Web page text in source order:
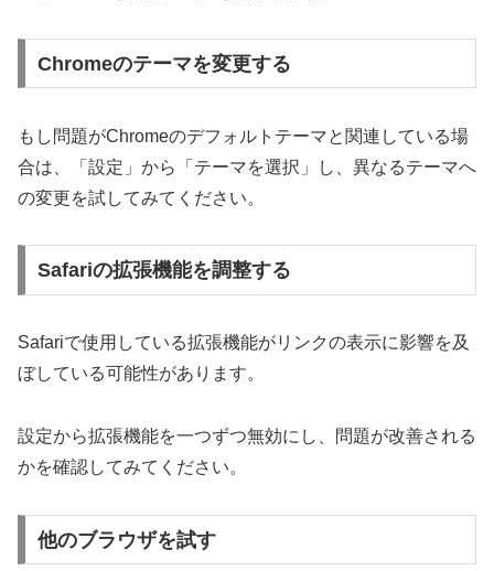
Chromeのテーマを変更する
もし問題がChromeのデフォルトテーマと関連している場
合は、「設定」から「テーマを選択」し、異なるテーマへ
の変更を試してみてください。
Safariの拡張機能を調整する
Safariで使用している拡張機能がリンクの表示に影響を及
ぼしている可能性があります。
設定から拡張機能を一つずつ無効にし、問題が改善される
かを確認してみてください。
他のブラウザを試す